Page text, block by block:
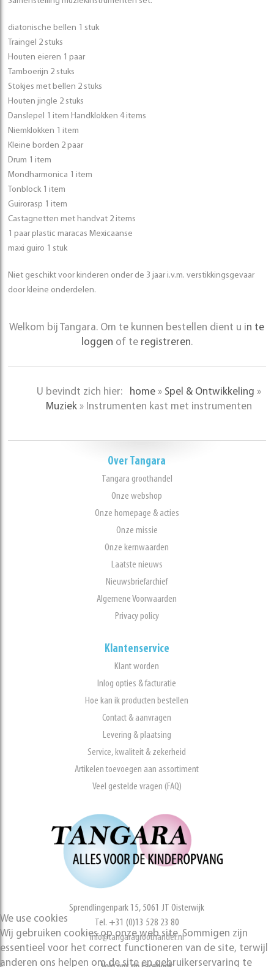
diatonische bellen 1 stuk
Traingel 2 stuks
Houten eieren 1 paar
Tamboerijn 2 stuks
Stokjes met bellen 2 stuks
Houten jingle 2 stuks
Danslepel 1 item Handklokken 4 items
Niemklokken 1 item
Kleine borden 2 paar
Drum 1 item
Mondharmonica 1 item
Tonblock 1 item
Guirorasp 1 item
Castagnetten met handvat 2 items
1 paar plastic maracas Mexicaanse
maxi guiro 1 stuk
Niet geschikt voor kinderen onder de 3 jaar i.v.m. verstikkingsgevaar
door kleine onderdelen.
Welkom bij Tangara. Om te kunnen bestellen dient u in te
loggen of te registreren.
U bevindt zich hier: home » Spel & Ontwikkeling »
Muziek » Instrumenten kast met instrumenten
Over Tangara
Tangara groothandel
Onze webshop
Onze homepage & acties
Onze missie
Onze kernwaarden
Laatste nieuws
Nieuwsbriefarchief
Algemene Voorwaarden
Privacy policy
Klantenservice
Klant worden
Inlog opties & facturatie
Hoe kan ik producten bestellen
Contact & aanvragen
Levering & plaatsing
Service, kwaliteit & zekerheid
Artikelen toevoegen aan assortiment
Veel gestelde vragen (FAQ)
Sprendlingenpark 15, 5061 JT Oisterwijk
Tel. +31 (0)13 528 23 80
info@tangaragroothandel.nl
We use cookies
Wij gebruiken cookies op onze web site. Sommigen zijn
essentieel voor het correct functioneren van de site, terwijl
anderen ons helpen om de site en gebruikerservaring te